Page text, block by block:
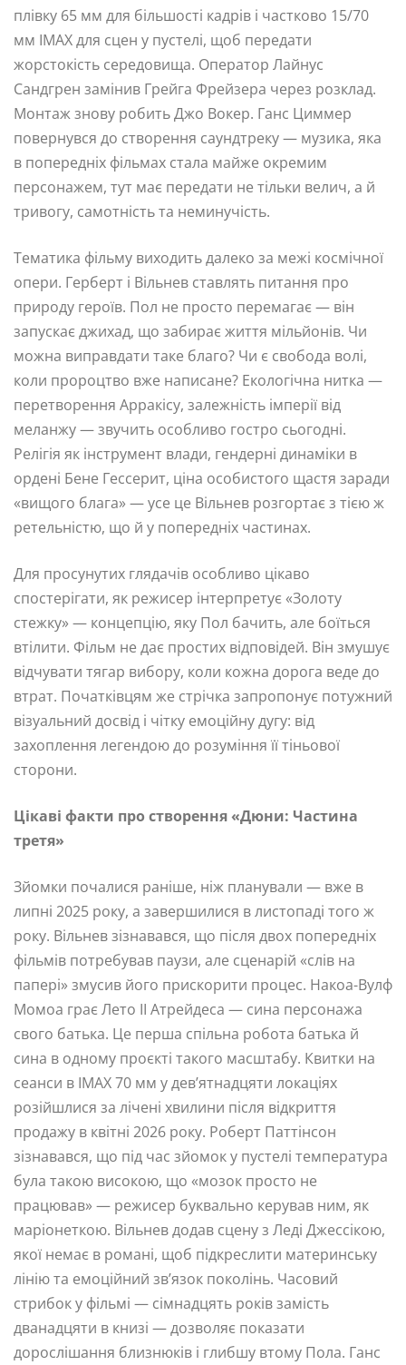
плівку 65 мм для більшості кадрів і частково 15/70
мм IMAX для сцен у пустелі, щоб передати
жорстокість середовища. Оператор Лайнус
Сандгрен замінив Грейга Фрейзера через розклад.
Монтаж знову робить Джо Вокер. Ганс Циммер
повернувся до створення саундтреку — музика, яка
в попередніх фільмах стала майже окремим
персонажем, тут має передати не тільки велич, а й
тривогу, самотність та неминучість.
Тематика фільму виходить далеко за межі космічної
опери. Герберт і Вільнев ставлять питання про
природу героїв. Пол не просто перемагає — він
запускає джихад, що забирає життя мільйонів. Чи
можна виправдати таке благо? Чи є свобода волі,
коли пророцтво вже написане? Екологічна нитка —
перетворення Арракісу, залежність імперії від
меланжу — звучить особливо гостро сьогодні.
Релігія як інструмент влади, гендерні динаміки в
ордені Бене Гессерит, ціна особистого щастя заради
«вищого блага» — усе це Вільнев розгортає з тією ж
ретельністю, що й у попередніх частинах.
Для просунутих глядачів особливо цікаво
спостерігати, як режисер інтерпретує «Золоту
стежку» — концепцію, яку Пол бачить, але боїться
втілити. Фільм не дає простих відповідей. Він змушує
відчувати тягар вибору, коли кожна дорога веде до
втрат. Початківцям же стрічка запропонує потужний
візуальний досвід і чітку емоційну дугу: від
захоплення легендою до розуміння її тіньової
сторони.
Цікаві факти про створення «Дюни: Частина
третя»
Зйомки почалися раніше, ніж планували — вже в
липні 2025 року, а завершилися в листопаді того ж
року. Вільнев зізнавався, що після двох попередніх
фільмів потребував паузи, але сценарій «слів на
папері» змусив його прискорити процес. Накоа-Вулф
Момоа грає Лето II Атрейдеса — сина персонажа
свого батька. Це перша спільна робота батька й
сина в одному проєкті такого масштабу. Квитки на
сеанси в IMAX 70 мм у дев’ятнадцяти локаціях
розійшлися за лічені хвилини після відкриття
продажу в квітні 2026 року. Роберт Паттінсон
зізнавався, що під час зйомок у пустелі температура
була такою високою, що «мозок просто не
працював» — режисер буквально керував ним, як
маріонеткою. Вільнев додав сцену з Леді Джессікою,
якої немає в романі, щоб підкреслити материнську
лінію та емоційний зв’язок поколінь. Часовий
стрибок у фільмі — сімнадцять років замість
дванадцяти в книзі — дозволяє показати
дорослішання близнюків і глибшу втому Пола. Ганс